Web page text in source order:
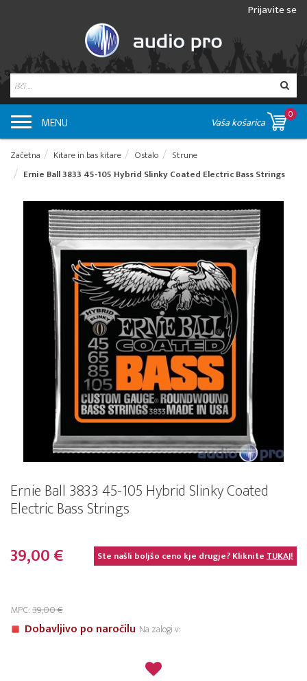
Prijavite se
MENU Vaša košarica
0
Začetna Kitare in bas kitare Ostalo
Strune
Ernie Ball 3833 45-105 Hybrid Slinky Coated Electric Bass Strings
Ernie Ball 3833 45-105 Hybrid Slinky Coated
Electric Bass Strings
39,00 € Ste našli boljšo ceno kje drugje? KlikniteTUKAJ!
MPC:39,00 €
Dobavljivo po naročilu Na zalogi v: